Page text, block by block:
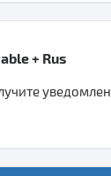
+ Rus